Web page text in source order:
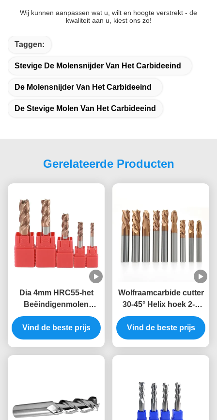
Wij kunnen aanpassen wat u, wilt en hoogte verstrekt - de
kwaliteit aan u, kiest ons zo!
Taggen:
Stevige De Molensnijder Van Het Carbideeind
De Molensnijder Van Het Carbideeind
De Stevige Molen Van Het Carbideeind
Gerelateerde Producten
Dia 4mm HRC55-het
Beëindigenmolen
Vierkante DLC van het
Wolframcarbide
bedekte
Vind de beste prijs
Wolfraamcarbide cutter
30-45° Helix hoek 2-4
fluit 200-3000m/min Snij
snelheid
Vind de beste prijs